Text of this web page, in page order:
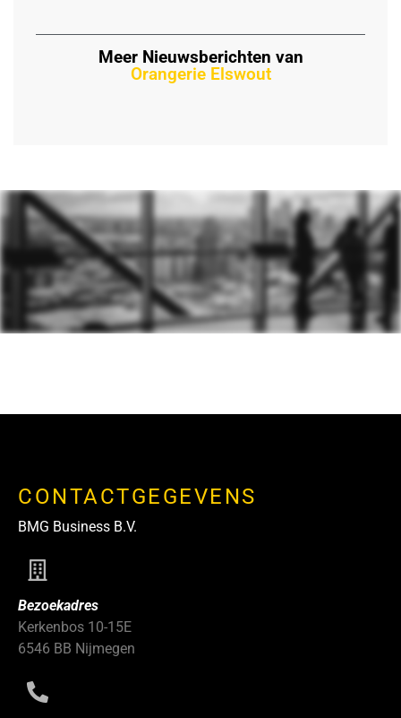
Meer Nieuwsberichten van
Orangerie Elswout
CONTACTGEGEVENS
BMG Business B.V.
Bezoekadres
Kerkenbos 10-15E
6546 BB Nijmegen